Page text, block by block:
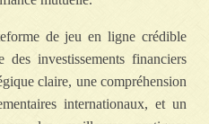
de jeu en ligne crédible
des investissements financiers
claire, une compréhension
internationaux, et un